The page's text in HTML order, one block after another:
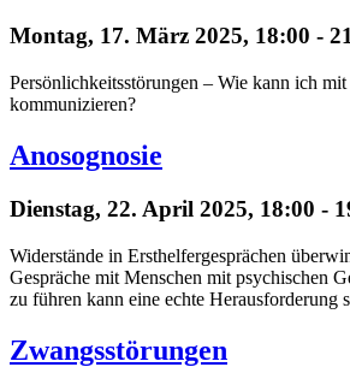
Montag, 17. März 2025, 18:00 -
Persönlichkeitsstörungen – Wie kann ich
kommunizieren?
Anosognosie
Dienstag, 22. April 2025, 18:00 -
Widerstände in Ersthelfergesprächen
Gespräche mit Menschen mit psychischen
zu führen kann eine echte Herausforderung
Zwangsstörungen